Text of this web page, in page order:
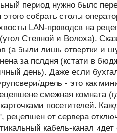
период нужно было
этого собрать столы
LAN-проводов на
Степной и Волоха).
(а были лишь отвертки и
за полдня (кстати в
день). Даже если
дрель - это как
смежная комната
посетителей.
рецепшен от сервера
кабель-канал идет